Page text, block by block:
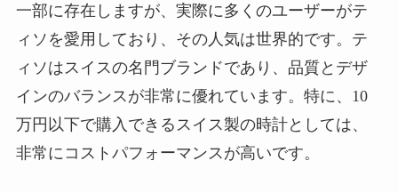
一部に存在しますが、実際に多くのユーザーがテ
ィソを愛用しており、その人気は世界的です。テ
ィソはスイスの名門ブランドであり、品質とデザ
インのバランスが非常に優れています。特に、10
万円以下で購入できるスイス製の時計としては、
非常にコストパフォーマンスが高いです。